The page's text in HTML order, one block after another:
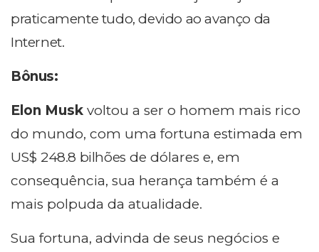
praticamente tudo, devido ao avanço da
Internet.
Bônus:
Elon Musk voltou a ser o homem mais rico
do mundo, com uma fortuna estimada em
US$ 248.8 bilhões de dólares e, em
consequência, sua herança também é a
mais polpuda da atualidade.
Sua fortuna, advinda de seus negócios e